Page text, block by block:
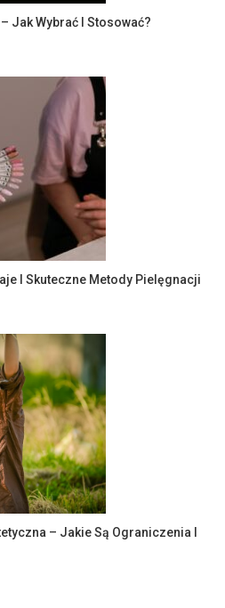
Jak Wybrać I Stosować?
I Skuteczne Metody Pielęgnacji
– Jakie Są Ograniczenia I